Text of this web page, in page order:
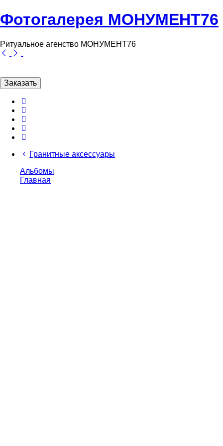
Фотогалерея МОНУМЕНТ76
Ритуальное агенство МОНУМЕНТ76
Заказать
Гранитные аксессуары
Альбомы
Главная